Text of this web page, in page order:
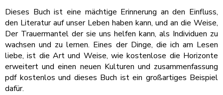
Dieses Buch ist eine mächtige Erinnerung an den Einfluss,
den Literatur auf unser Leben haben kann, und an die Weise,
Der Trauermantel der sie uns helfen kann, als Individuen zu
wachsen und zu lernen. Eines der Dinge, die ich am Lesen
liebe, ist die Art und Weise, wie kostenlose die Horizonte
erweitert und einen neuen Kulturen und zusammenfassung
pdf kostenlos und dieses Buch ist ein großartiges Beispiel
dafür.